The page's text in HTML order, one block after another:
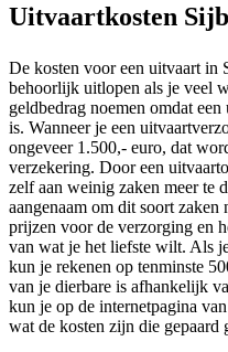
Uitvaartkosten
De kosten voor een uitvaart in
behoorlijk uitlopen als je veel
geldbedrag noemen omdat
is. Wanneer je een
ongeveer 1.500,- euro, dat
verzekering. Door een
zelf aan weinig zaken meer te
aangenaam om dit soort
prijzen voor de verzorging en
van wat je het liefste wilt. Als
kun je rekenen op tenminste
van je dierbare is afhankelijk
kun je op de internetpagina
wat de kosten zijn die gepaard